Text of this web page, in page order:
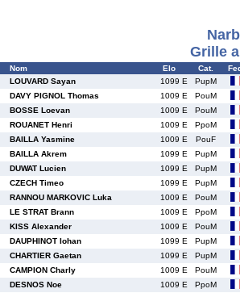
Grille
Nom Elo Cat.
LOUVARD Sayan 1099 E
PupM
DAVY PIGNOL Thomas 1009 E
PouM
BOSSE Loevan 1009 E
PouM
ROUANET Henri 1009 E
PpoM
BAILLA Yasmine 1009 E
PouF
BAILLA Akrem 1099 E
PupM
DUWAT Lucien 1099 E
PupM
CZECH Timeo 1099 E
PupM
RANNOU MARKOVIC Luka 1009 E
PouM
LE STRAT Brann 1009 E
PpoM
KISS Alexander 1009 E
PouM
DAUPHINOT Iohan 1099 E
PupM
CHARTIER Gaetan 1099 E
PupM
CAMPION Charly 1009 E
PouM
DESNOS Noe 1009 E
PpoM